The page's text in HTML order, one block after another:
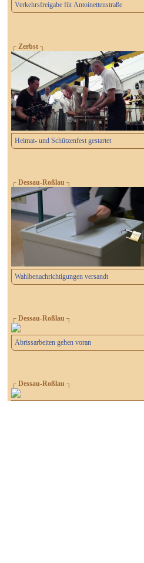
Verkehrsfreigabe für Antoinettenstraße
┌ Zerbst ┐
Heimat- und Schützenfest gestartet
┌ Dessau-Roßlau ┐
Wahlbenachrichtigungen versandt
┌ Dessau-Roßlau ┐
Abrissarbeiten gehen voran
┌ Dessau-Roßlau ┐